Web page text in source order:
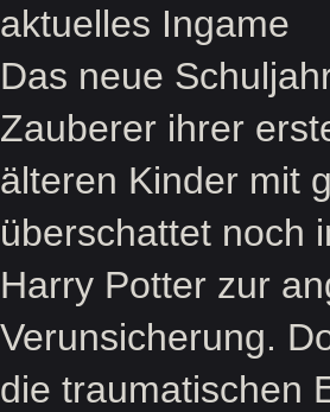
aktuelles Ingame
Das neue
Zauberer ihrer
älteren Kinder mit
überschattet noch
Harry Potter zur
Verunsicherung.
die traumatischen